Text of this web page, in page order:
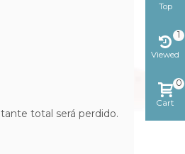
total será perdido.
Top
Viewed
1
Cart
0